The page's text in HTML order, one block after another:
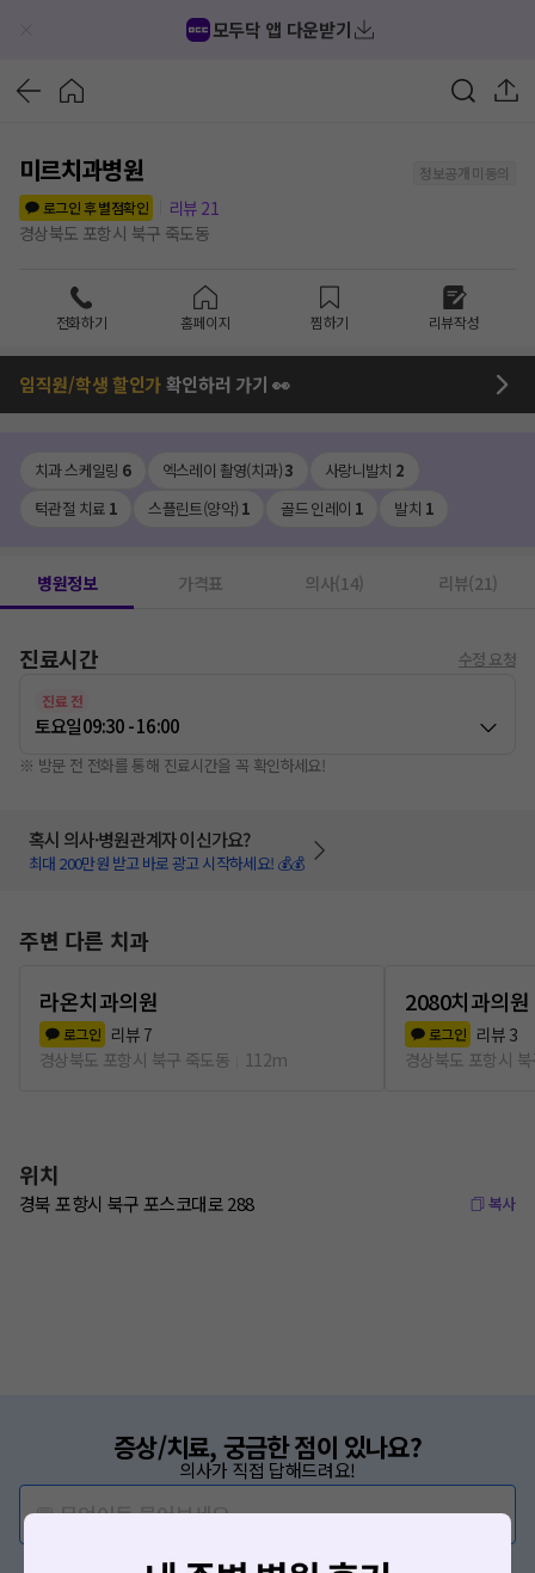
모두닥 앱 다운받기
미르치과병원
정보공개 미동의
로그인 후 별점확인
리뷰 21
경상북도 포항시 북구 죽도동
전화하기 홈페이지 찜하기 리뷰작성
임직원/학생 할인가확인하러 가기 👀
치과 스케일링 6 엑스레이 촬영(치과)3 사랑니발치 2
턱관절 치료 1 스플린트(양악) 1 골드 인레이 1 발치 1
병원정보 가격표 의사(14) 리뷰(21)
진료시간 수정 요청
진료 전
토요일09:30 - 16:00
※ 방문 전 전화를 통해 진료시간을 꼭 확인하세요!
혹시 의사·병원관계자 이신가요?
최대 200만원 받고 바로 광고 시작하세요! 💰💰
주변 다른 치과
라온치과의원
로그인 리뷰 7
경상북도 포항시 북구 죽도동
112m
2080치과의원
로그인 리뷰 3
경상북도 포항시
위치
경북 포항시 북구 포스코대로 288 복사
증상/치료, 궁금한 점이 있나요?
의사가 직접 답해드려요!
💬 무엇이든 물어보세요
혹은, 의료상담 서비스에 다양한 게시글 보러가기